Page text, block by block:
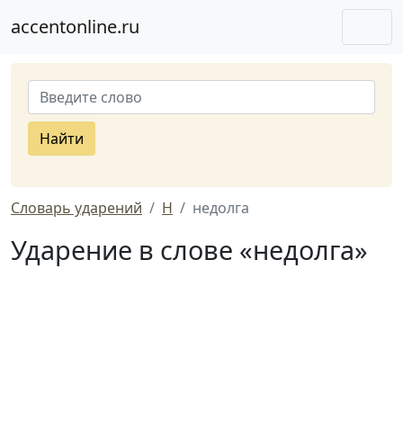
accentonline.ru
Найти
Словарь ударений Н недолга
Ударение в слове «недолга»